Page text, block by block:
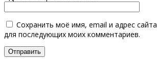
Сохранить моё имя, email и адрес
для последующих моих комментариев.